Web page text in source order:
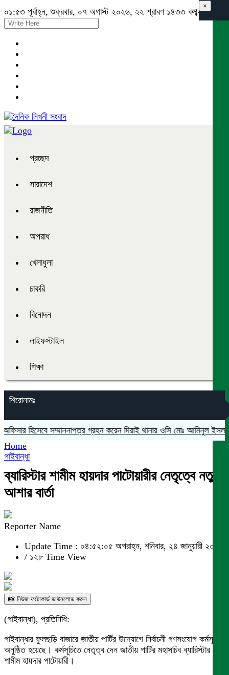
০১:৫৩ পূর্বাহ্ন, শুক্রবার, ০৭ অগাস্ট ২০২৬, ২২ শ্রাবণ ১৪৩৩ বঙ্গাব্দ
প্রচ্ছদ
সারাদেশ
রাজনীতি
অপরাধ
খেলাধুলা
চাকরি
বিনোদন
লাইফস্টাইল
শিক্ষা
শিরোনামঃ
হিসেবে সম্মাননাপত্র গ্রহন করেন দিরাই থানার ওসি মোঃ আমিনুল ইসলাম
×
Home
গাইবান্ধা
ব্যারিস্টার শামীম হায়দার পাটোয়ারীর নেতৃত্বে নতুন
আশার বার্তা
Reporter Name
Update Time : ০৪:৫২:০৫ অপরাহ্ন, শনিবার, ২৪ জানুয়ারী ২০২৬
/ ১২৮ Time View
📸 নিউজ ফটোকার্ড ডাউনলোড করুন
(গাইবান্ধা), প্রতিনিধি:
গাইবান্ধার ফুলছড়ি বাজারে জাতীয় পার্টির উদ্যোগে নির্বাচনী গণসংযোগ কর্মসূচি
অনুষ্ঠিত হয়েছে। কর্মসূচিতে নেতৃত্ব দেন জাতীয় পার্টির মহাসচিব ব্যারিস্টার
শামীম হায়দার পাটোয়ারী।